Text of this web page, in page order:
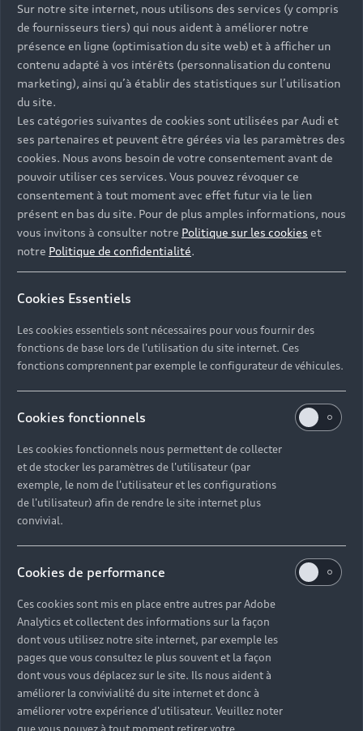
Sur notre site internet, nous utilisons des services (y compris
de fournisseurs tiers) qui nous aident à améliorer notre
présence en ligne (optimisation du site web) et à afficher un
contenu adapté à vos intérêts (personnalisation du contenu
marketing), ainsi qu’à établir des statistiques sur l’utilisation
du site.
Les catégories suivantes de cookies sont utilisées par Audi et
ses partenaires et peuvent être gérées via les paramètres des
cookies. Nous avons besoin de votre consentement avant de
pouvoir utiliser ces services. Vous pouvez révoquer ce
consentement à tout moment avec effet futur via le lien
présent en bas du site. Pour de plus amples informations, nous
vous invitons à consulter notre Politique sur les cookies et
notre Politique de confidentialité.
Cookies Essentiels
Les cookies essentiels sont nécessaires pour vous fournir des
fonctions de base lors de l'utilisation du site internet. Ces
fonctions comprennent par exemple le configurateur de véhicules.
Cookies fonctionnels
Les cookies fonctionnels nous permettent de collecter
et de stocker les paramètres de l'utilisateur (par
exemple, le nom de l'utilisateur et les configurations
de l'utilisateur) afin de rendre le site internet plus
convivial.
Cookies de performance
Ces cookies sont mis en place entre autres par Adobe
Analytics et collectent des informations sur la façon
dont vous utilisez notre site internet, par exemple les
pages que vous consultez le plus souvent et la façon
dont vous vous déplacez sur le site. Ils nous aident à
améliorer la convivialité du site internet et donc à
améliorer votre expérience d'utilisateur. Veuillez noter
Nos modèles
Audi pour les
professionnels
Accédez à toute l’excellence Audi avec nos
différentes gammes aux technologies innovantes
et aux finitions haut de gamme. Contactez-nous